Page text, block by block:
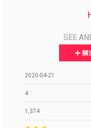
SEE
關
2020-04-21
4
1,374